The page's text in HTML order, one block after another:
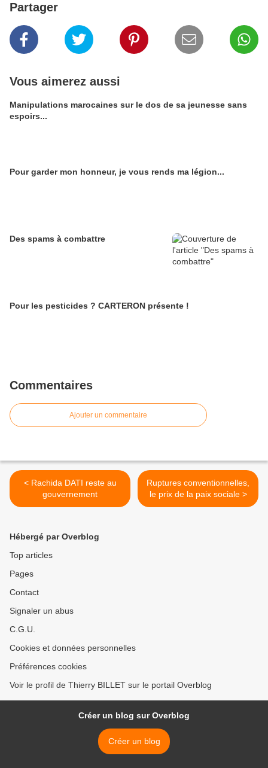
Partager
Vous aimerez aussi
Manipulations marocaines sur le dos de sa jeunesse sans
espoirs...
Pour garder mon honneur, je vous rends ma légion...
Des spams à combattre
Pour les pesticides ? CARTERON présente !
Commentaires
Ajouter un commentaire
< Rachida DATI reste au
gouvernement
Ruptures conventionnelles,
le prix de la paix sociale >
Hébergé par Overblog
Top articles
Pages
Contact
Signaler un abus
C.G.U.
Cookies et données personnelles
Préférences cookies
Voir le profil de Thierry BILLET sur le portail Overblog
Créer un blog sur Overblog
Créer un blog